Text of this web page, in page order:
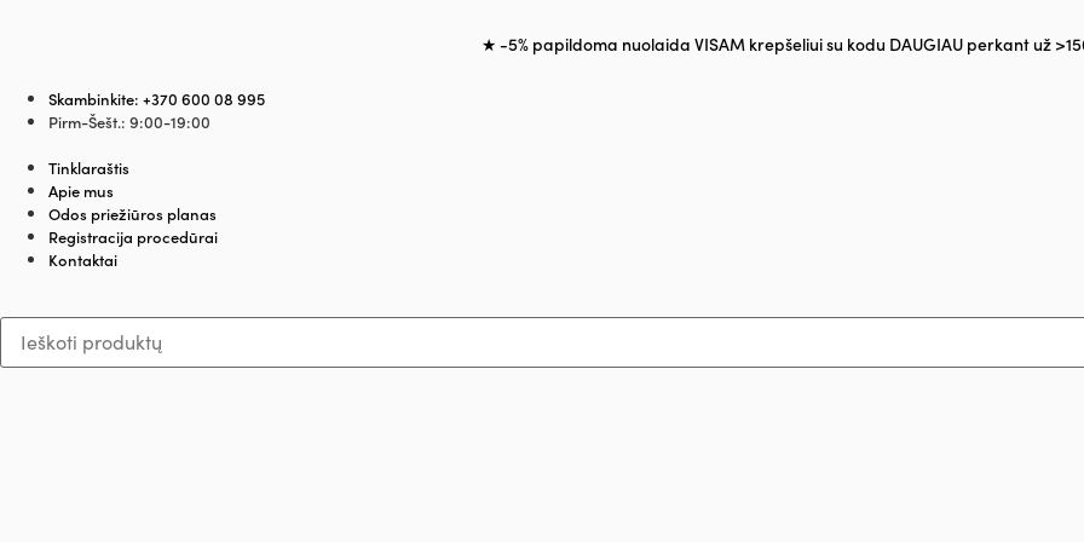
★ -5% papildoma nuolaida VISAM krepšeliui su kodu DAUGIAU perkant už
Skambinkite: +370 600 08 995
Pirm-Šešt.: 9:00-19:00
Tinklaraštis
Apie mus
Odos priežiūros planas
Registracija procedūrai
Kontaktai